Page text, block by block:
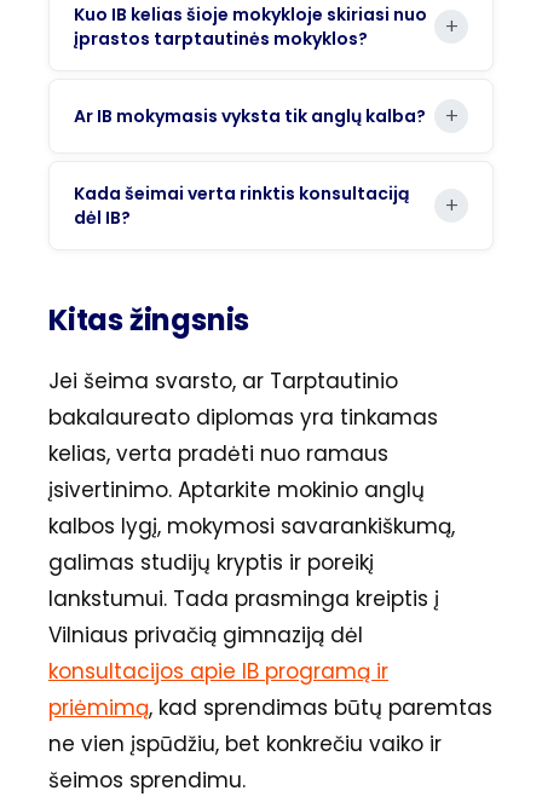
Kuo IB kelias šioje mokykloje skiriasi nuo
įprastos tarptautinės mokyklos?
Ar IB mokymasis vyksta tik anglų kalba?
Kada šeimai verta rinktis konsultaciją
dėl IB?
Kitas žingsnis
Jei šeima svarsto, ar Tarptautinio
bakalaureato diplomas yra tinkamas
kelias, verta pradėti nuo ramaus
įsivertinimo. Aptarkite mokinio anglų
kalbos lygį, mokymosi savarankiškumą,
galimas studijų kryptis ir poreikį
lankstumui. Tada prasminga kreiptis į
Vilniaus privačią gimnaziją dėl
konsultacijos apie IB programą ir
priėmimą, kad sprendimas būtų paremtas
ne vien įspūdžiu, bet konkrečiu vaiko ir
šeimos sprendimu.